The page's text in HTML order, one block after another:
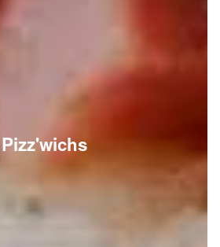
Pizz'wichs